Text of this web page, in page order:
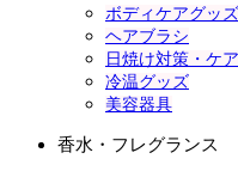
ボディケアグッズ
ヘアブラシ
日焼け対策・ケア
冷温グッズ
美容器具
香水・フレグランス